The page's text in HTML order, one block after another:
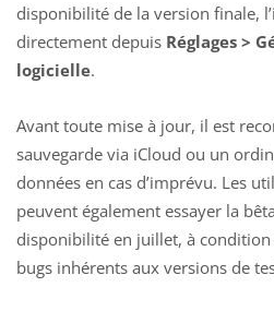
disponibilité de la version finale,
directement depuis Réglages >
logicielle.
Avant toute mise à jour, il est
sauvegarde via iCloud ou un
données en cas d’imprévu. Les
peuvent également essayer la
disponibilité en juillet, à condition
bugs inhérents aux versions de